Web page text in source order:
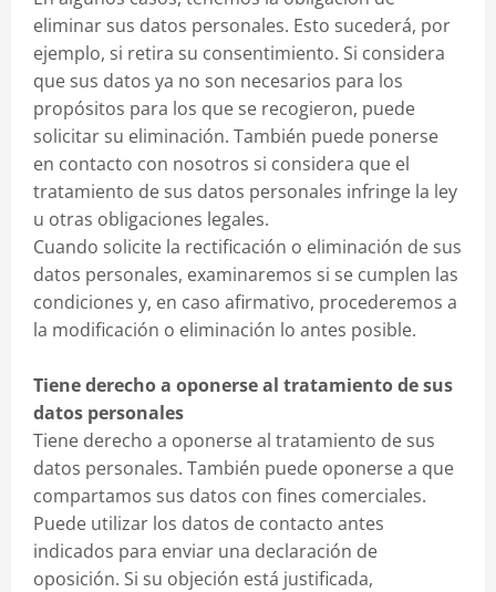
eliminar sus datos personales. Esto sucederá, por
ejemplo, si retira su consentimiento. Si considera
que sus datos ya no son necesarios para los
propósitos para los que se recogieron, puede
solicitar su eliminación. También puede ponerse
en contacto con nosotros si considera que el
tratamiento de sus datos personales infringe la ley
u otras obligaciones legales.
Cuando solicite la rectificación o eliminación de sus
datos personales, examinaremos si se cumplen las
condiciones y, en caso afirmativo, procederemos a
la modificación o eliminación lo antes posible.
Tiene derecho a oponerse al tratamiento de sus
datos personales
Tiene derecho a oponerse al tratamiento de sus
datos personales. También puede oponerse a que
compartamos sus datos con fines comerciales.
Puede utilizar los datos de contacto antes
indicados para enviar una declaración de
oposición. Si su objeción está justificada,